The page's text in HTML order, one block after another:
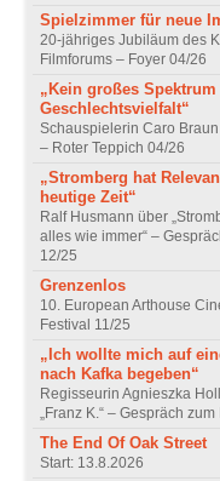
Spielzimmer für neue
20-jähriges Jubiläum des
Filmforums – Foyer 04/26
„Kein großes Spektrum
Geschlechtsvielfalt“
Schauspielerin Caro Braun
– Roter Teppich 04/26
„Stromberg hat
heutige Zeit“
Ralf Husmann über
alles wie immer“ –
12/25
Grenzenlos
10. European Arthouse
Festival 11/25
„Ich wollte mich auf
nach Kafka begeben“
Regisseurin Agnieszka
„Franz K.“ – Gespräch
The End Of Oak Street
Start: 13.8.2026